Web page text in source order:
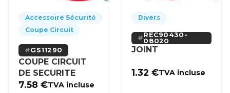
Accessoire Sécurité
Coupe Circuit
GS11290
COUPE CIRCUIT
DE SECURITE
7.58€TVA incluse
Divers
REC90430-
08020
JOINT
1.32€TVA incluse